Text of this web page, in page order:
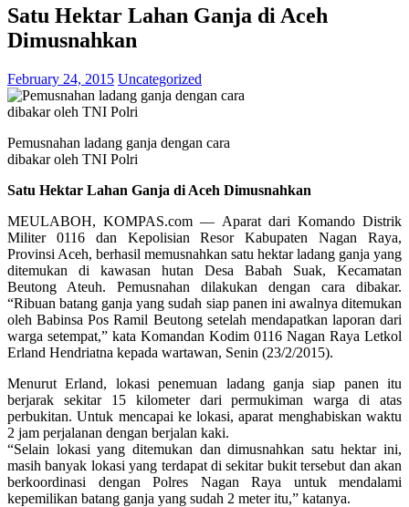
Satu Hektar Lahan Ganja di Aceh
Dimusnahkan
February 24, 2015 Uncategorized
Pemusnahan ladang ganja dengan cara
dibakar oleh TNI Polri
Satu Hektar Lahan Ganja di Aceh Dimusnahkan
MEULABOH, KOMPAS.com — Aparat dari Komando Distrik
Militer 0116 dan Kepolisian Resor Kabupaten Nagan Raya,
Provinsi Aceh, berhasil memusnahkan satu hektar ladang ganja yang
ditemukan di kawasan hutan Desa Babah Suak, Kecamatan
Beutong Ateuh. Pemusnahan dilakukan dengan cara dibakar.
“Ribuan batang ganja yang sudah siap panen ini awalnya ditemukan
oleh Babinsa Pos Ramil Beutong setelah mendapatkan laporan dari
warga setempat,” kata Komandan Kodim 0116 Nagan Raya Letkol
Erland Hendriatna kepada wartawan, Senin (23/2/2015).
Menurut Erland, lokasi penemuan ladang ganja siap panen itu
berjarak sekitar 15 kilometer dari permukiman warga di atas
perbukitan. Untuk mencapai ke lokasi, aparat menghabiskan waktu
2 jam perjalanan dengan berjalan kaki.
“Selain lokasi yang ditemukan dan dimusnahkan satu hektar ini,
masih banyak lokasi yang terdapat di sekitar bukit tersebut dan akan
berkoordinasi dengan Polres Nagan Raya untuk mendalami
kepemilikan batang ganja yang sudah 2 meter itu,” katanya.